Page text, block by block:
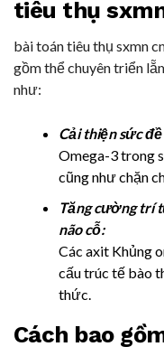
tiêu thụ
bài toán tiêu thụ sxmn
gồm thể chuyên triển
như:
Cải thiện sức
Omega-3 trong
cũng như chặn
Tăng cường trí
não cỗ:
Các axit Khủng
cấu trúc tế bào
thức.
Cách bao